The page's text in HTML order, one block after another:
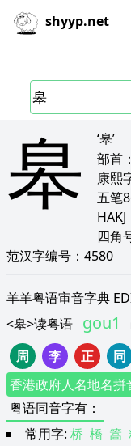
shyyp.net
皋 ‘皋’
部首：
康熙
五笔
HAKJ
四角
范汉字编号： 4580
羊羊粤语审音字典
<皋>读粤语 gou1
周
李 正
同
香港政府人名地名拼
粤语同音字有 ：
常用字: 桥 橋 篙